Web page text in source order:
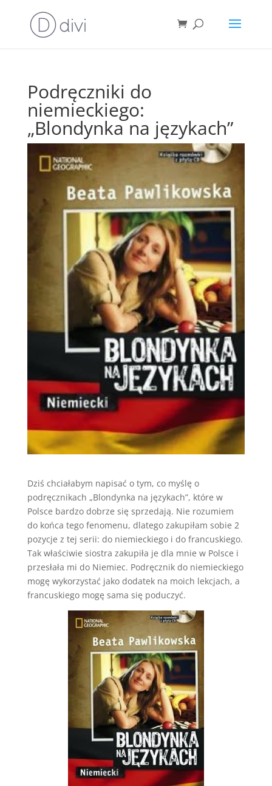
Podręczniki do
niemieckiego:
„Blondynka na językach”
Dziś chciałabym napisać o tym, co myślę o
podręcznikach „Blondynka na językach”, które w
Polsce bardzo dobrze się sprzedają. Nie rozumiem
do końca tego fenomenu, dlatego zakupiłam sobie 2
pozycje z tej serii: do niemieckiego i do francuskiego.
Tak właściwie siostra zakupiła je dla mnie w Polsce i
przesłała mi do Niemiec. Podręcznik do niemieckiego
mogę wykorzystać jako dodatek na moich lekcjach, a
francuskiego mogę sama się poduczyć.